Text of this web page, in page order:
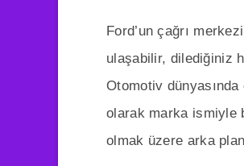
Ford’un çağrı
ulaşabilir, dilediğiniz
Otomotiv
olarak marka ismiyle
olmak üzere arka